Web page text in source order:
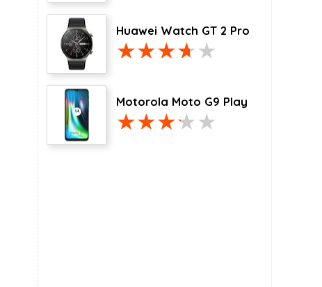
Huawei Watch GT 2 Pro
Motorola Moto G9 Play